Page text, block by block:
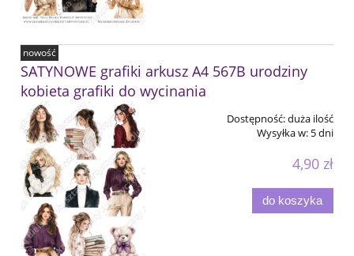
SATYNOWE grafiki arkusz A4 567B urodziny
kobieta grafiki do wycinania
Dostępność:duża ilość
Wysyłka w: 5 dni
4,90 zł
do koszyka
nowość